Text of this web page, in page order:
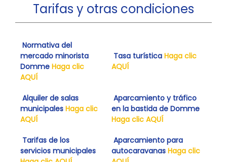
Tarifas y otras condiciones
Normativa del
mercado minorista
Domme Haga clic
AQUÍ
Tasa turística Haga clic
AQUÍ
Alquiler de salas
municipales Haga clic
AQUÍ
Aparcamiento y tráfico
en la bastida de Domme
Haga clic AQUÍ
Tarifas de los
servicios municipales
Aparcamiento para
autocaravanas Haga clic